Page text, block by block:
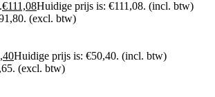
€111,08Huidige prijs is: €111,08. (incl. btw)
(excl. btw)
Huidige prijs is: €50,40. (incl. btw)
(excl. btw)